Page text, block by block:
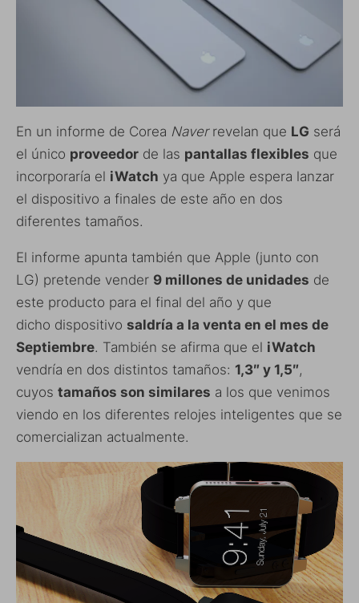
En un informe de Corea Naverrevelan que LG será
el único proveedor de las pantallas flexibles que
incorporaría el iWatch ya que Apple espera lanzar
el dispositivo a finales de este año en dos
diferentes tamaños.
El informe apunta también que Apple (junto con
LG) pretende vender 9 millones de unidades de
este producto para el final del año y que
dicho dispositivo saldría a la venta en el mes de
Septiembre. También se afirma que el iWatch
vendría en dos distintos tamaños: 1,3″ y 1,5″,
cuyos tamaños son similares a los que venimos
viendo en los diferentes relojes inteligentes que se
comercializan actualmente.